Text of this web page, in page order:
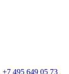
+7 495 649 05 73